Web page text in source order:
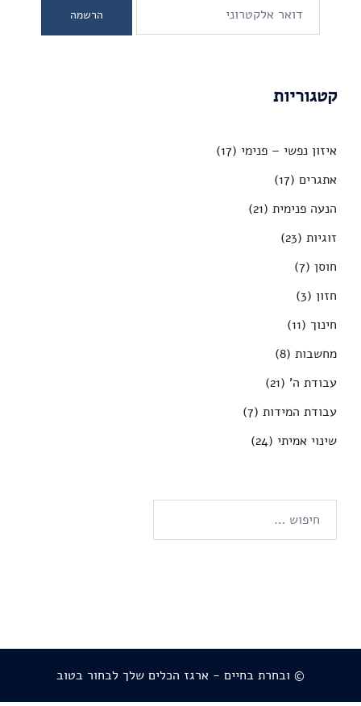
קטגוריות
איזון נפשי – פנימי (17)
אתגרים (17)
הנעה פנימית (21)
זוגיות (23)
חוסן (7)
חזון (3)
חינוך (11)
מחשבות (8)
עבודת ה' (21)
עבודת המידות (7)
שינוי אמיתי (24)
© ובחרת בחיים - ארגז הכלים שלך לבחור בטוב